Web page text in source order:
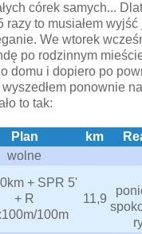
córek samych...
razy to musiałem wyjść
We wtorek
po rodzinnym
domu i dopiero po
ponownie
to tak:
Plan km
wolne
+ SPR 5'
+ R
100m
11,9